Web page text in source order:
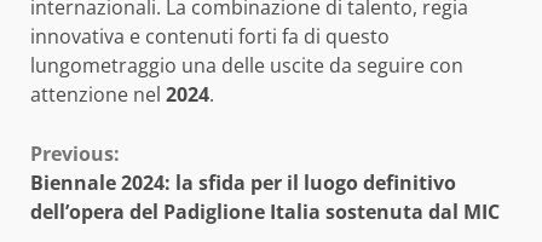
internazionali. La combinazione di talento, regia
innovativa e contenuti forti fa di questo
lungometraggio una delle uscite da seguire con
attenzione nel 2024.
Continue
Reading
Previous:
Biennale 2024: la sfida per il luogo definitivo
dell’opera del Padiglione Italia sostenuta dal MIC